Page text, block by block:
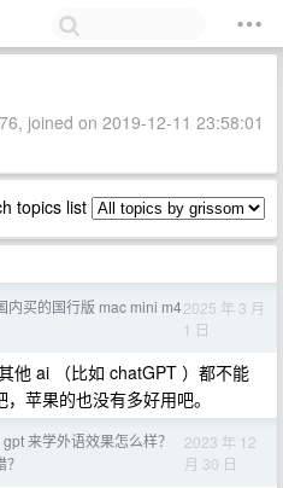
joined on 2019-12-11 23:58:01
topics list
内买的国行版 mac mini m42025 年 3 月
1 日
他 ai （比如 chatGPT ）都不能
苹果的也没有多好用吧。
来学外语效果怎么样？
2023 年 12
月 30 日